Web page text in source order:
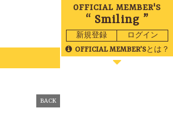
OFFICIAL MEMBER'S
“ Smiling ”
新規登録 ログイン
OFFICIAL MEMBER’Sとは？
BACK